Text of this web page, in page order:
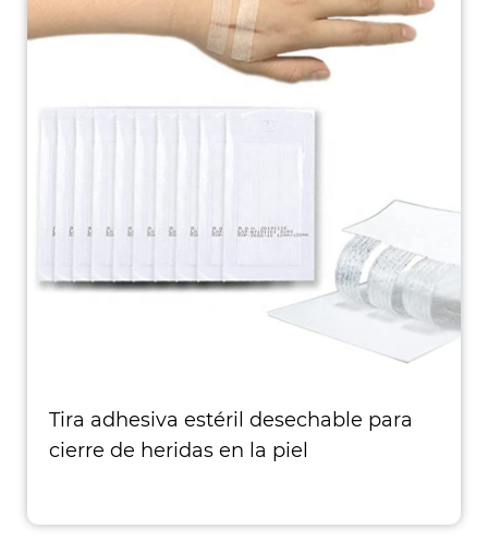
Tira adhesiva estéril desechable para
cierre de heridas en la piel